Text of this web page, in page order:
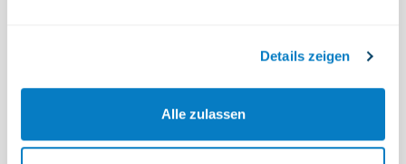
Details zeigen
Alle zulassen